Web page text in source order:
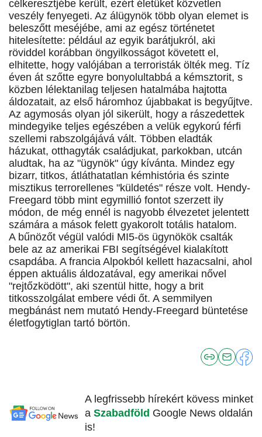
célkeresztjébe került, ezért életüket közvetlen
veszély fenyegeti. Az álügynök több olyan elemet is
beleszőtt meséjébe, ami az egész történetet
hitelesítette: például az egyik barátjukról, aki
röviddel korábban öngyilkosságot követett el,
elhitette, hogy valójában a terroristák ölték meg. Tíz
éven át szőtte egyre bonyolultabbá a kémsztorit, s
közben lélektanilag teljesen hatalmába hajtotta
áldozatait, az első háromhoz újabbakat is begyűjtve.
Az agymosás olyan jól sikerült, hogy a rászedettek
mindegyike teljes egészében a velük egykorú férfi
szellemi rabszolgájává vált. Többen eladták
házukat, otthagyták családjukat, parkokban, utcán
aludtak, ha az "ügynök" úgy kívánta. Mindez egy
bizarr, titkos, átláthatatlan kémhistória és szinte
misztikus terrorellenes "küldetés" része volt. Hendy-
Freegard több mint egymillió fontot szerzett ily
módon, de még ennél is nagyobb élvezetet jelentett
számára a mások felett gyakorolt totális hatalom.
A bűnözőt végül valódi MI5-ös ügynökök csalták
bele az az amerikai FBI segítségével kialakított
csapdába. A francia Alpokból kellett hazacsalni, ahol
éppen aktuális áldozatával, egy amerikai nővel
"rejtőzködött", aki szentül hitte, hogy a brit
titkosszolgálat embere védi őt. A semmilyen
megbánást nem mutató Hendy-Freegard büntetése
életfogytiglan tartó börtön.
A legfrissebb hírekért kövess minket
a Szabadföld Google News oldalán
is!